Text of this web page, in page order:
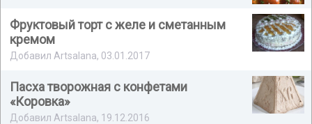
Фруктовый торт с желе и сметанным
кремом
Добавил Artsalana, 03.01.2017
Пасха творожная с конфетами
«Коровка»
Добавил Artsalana, 19.12.2016